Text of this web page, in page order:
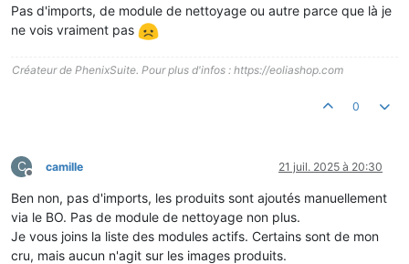
Pas d'imports, de module de nettoyage ou autre parce que là je
ne vois vraiment pas
Créateur de PhenixSuite. Pour plus d'infos : https://eoliashop.com
0
C
Hors-ligne
camille 21 juil. 2025 à 20:30
Ben non, pas d'imports, les produits sont ajoutés manuellement
via le BO. Pas de module de nettoyage non plus.
Je vous joins la liste des modules actifs. Certains sont de mon
cru, mais aucun n'agit sur les images produits.